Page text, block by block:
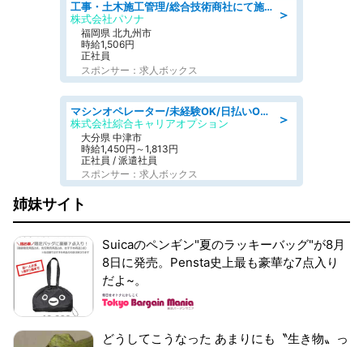
＞
工事・土木施工管理/総合技術商社にて施工管理のお仕事/即日勤務可/車通勤可/工事・土木施工管理/生産・品質管理
株式会社パソナ
福岡県 北九州市
時給1,506円
正社員
スポンサー：求人ボックス
＞
マシンオペレーター/未経験OK/日払いOK/交替制/20・30・40代活躍中/製造 工場
株式会社綜合キャリアオプション
大分県 中津市
時給1,450円～1,813円
正社員 / 派遣社員
スポンサー：求人ボックス
姉妹サイト
Suicaのペンギン"夏のラッキーバッグ"が8月
8日に発売。Pensta史上最も豪華な7点入り
だよ~。
どうしてこうなった あまりにも〝生き物〟っ